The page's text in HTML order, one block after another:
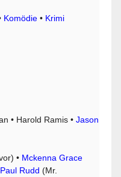
Komödie • Krimi
• Harold Ramis •Jason
• Mckenna Grace
Paul Rudd (Mr.